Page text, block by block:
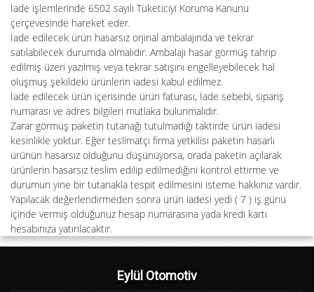
İade işlemlerinde 6502 sayılı Tüketiciyi Koruma Kanunu
çerçevesinde hareket eder.
İade edilecek ürün hasarsız orjinal ambalajında ve tekrar
satılabilecek durumda olmalıdır. Ambalajı hasar görmüş tahrip
edilmiş üzeri yazılmış veya tekrar satışını engelleyebilecek hal
oluşmuş şekildeki ürünlerin iadesi kabul edilmez.
İade edilecek ürün içerisinde ürün faturası, İade sebebi, sipariş
numarası ve adres bilgileri mutlaka bulunmalıdır.
Zarar görmüş paketin tutanağı tutulmadığı taktirde ürün iadesi
kesinlikle yoktur. Eğer teslimatçı firma yetkilisi paketin hasarlı
ürünün hasarsız olduğunu düşünüyorsa, orada paketin açılarak
ürünlerin hasarsız teslim edilip edilmediğini kontrol ettirme ve
durumun yine bir tutanakla tespit edilmesini isteme hakkınız vardır.
Yapılacak değerlendirmeden sonra ürün iadesi yedi ( 7 ) iş günü
içinde vermiş olduğunuz hesap numarasına yada kredi kartı
hesabınıza yatırılacaktır.
Eylül Otomotiv